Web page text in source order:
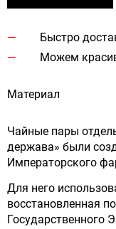
Быстро
Можем
Материал
Чайные пары
держава» были
Императорского
Для него
восстановленная
Государственного